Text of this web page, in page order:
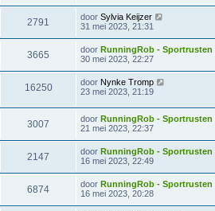
2791 door Sylvia Keijzer
31 mei 2023, 21:31
3665 door RunningRob - Sportrusten
30 mei 2023, 22:27
16250 door Nynke Tromp
23 mei 2023, 21:19
3007 door RunningRob - Sportrusten
21 mei 2023, 22:37
2147 door RunningRob - Sportrusten
16 mei 2023, 22:49
6874 door RunningRob - Sportrusten
16 mei 2023, 20:28